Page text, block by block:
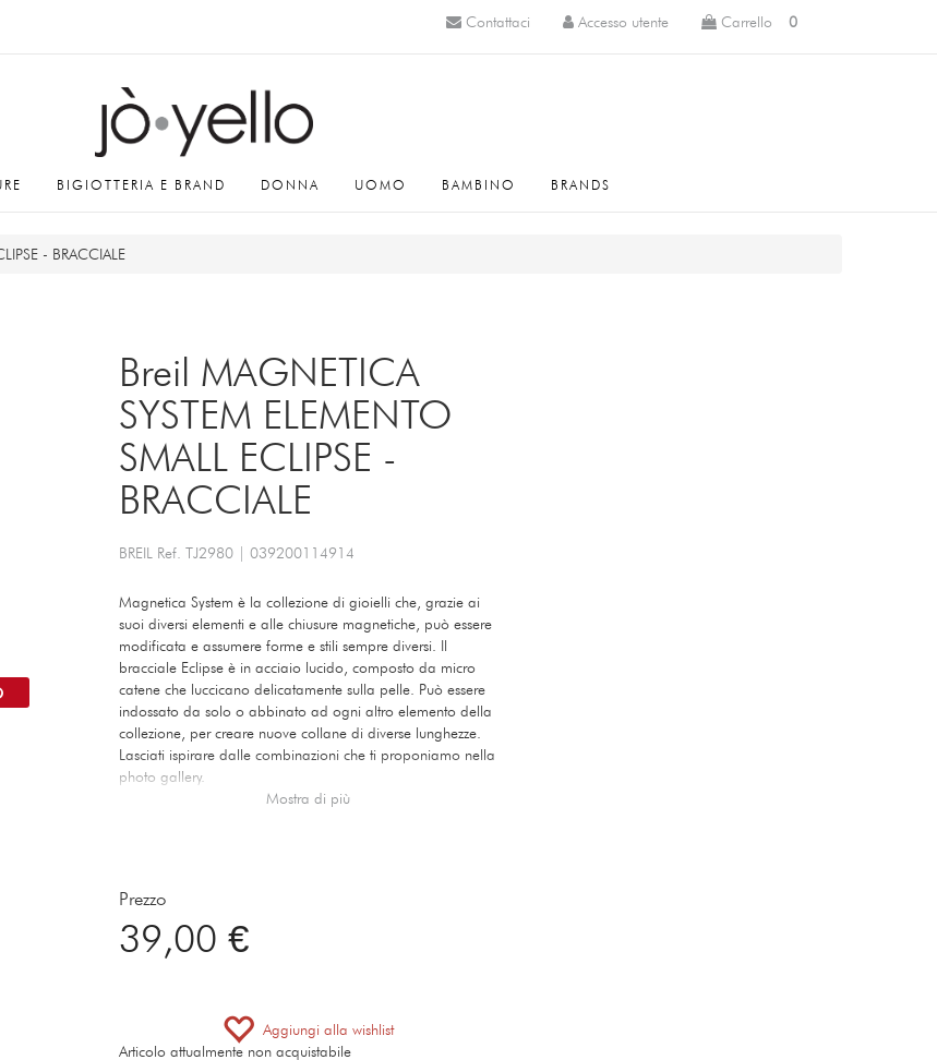
Carrello 0
Accesso utente
Contattaci
BIGIOTTERIA E BRAND DONNA UOMO BAMBINO BRANDS
- BRACCIALE
Breil MAGNETICA
SYSTEM ELEMENTO
SMALL ECLIPSE -
BRACCIALE
BREIL Ref. TJ2980 039200114914
Magnetica System è la collezione di gioielli che, grazie ai
suoi diversi elementi e alle chiusure magnetiche, può essere
modificata e assumere forme e stili sempre diversi. Il
bracciale Eclipse è in acciaio lucido, composto da micro
catene che luccicano delicatamente sulla pelle. Può essere
indossato da solo o abbinato ad ogni altro elemento della
collezione, per creare nuove collane di diverse lunghezze.
Lasciati ispirare dalle combinazioni che ti proponiamo nella
photo gallery.
Mostra di più
Prezzo
39,00 €
Aggiungi alla wishlist
Articolo attualmente non acquistabile